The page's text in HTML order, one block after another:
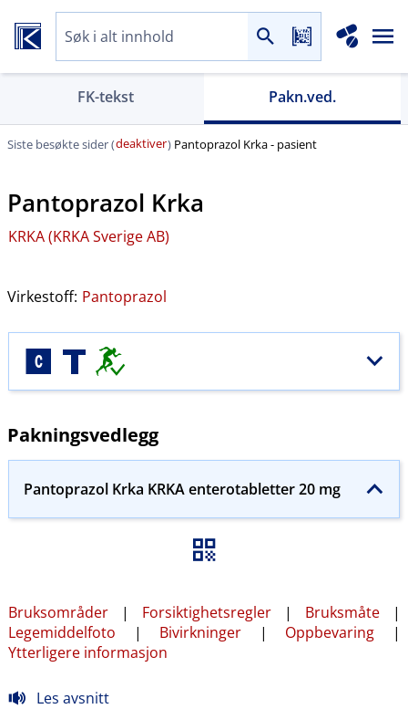
FK-tekst Pakn.ved.
Siste besøkte sider (deaktiver) Pantoprazol Krka - pasient
Pantoprazol Krka
KRKA (KRKA Sverige AB)
Virkestoff: Pantoprazol
Pakningsvedlegg
Pantoprazol Krka KRKA enterotabletter 20 mg
Bruksområder | Forsiktighetsregler | Bruksmåte |
Legemiddelfoto | Bivirkninger | Oppbevaring |
Ytterligere informasjon
Les avsnitt